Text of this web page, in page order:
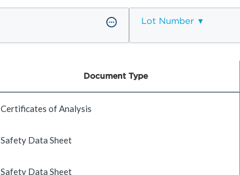
Lot Number
Document Type
Certificates of Analysis
Safety Data Sheet
Safety Data Sheet